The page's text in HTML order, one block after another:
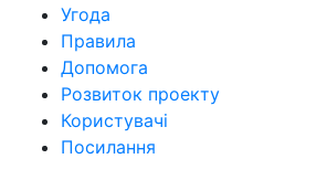
Угода
Правила
Допомога
Розвиток проекту
Користувачі
Посилання